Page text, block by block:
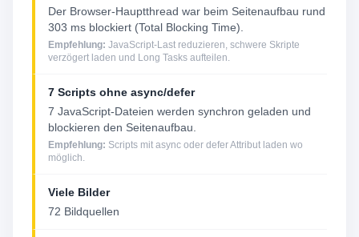
Der Browser-Hauptthread war beim Seitenaufbau rund
303 ms blockiert (Total Blocking Time).
Empfehlung: JavaScript-Last reduzieren, schwere Skripte
verzögert laden und Long Tasks aufteilen.
7 Scripts ohne async/defer
7 JavaScript-Dateien werden synchron geladen und
blockieren den Seitenaufbau.
Empfehlung: Scripts mit async oder defer Attribut laden wo
möglich.
Viele Bilder
72 Bildquellen